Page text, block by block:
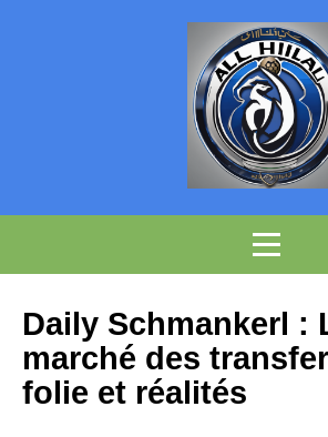
Daily Schmankerl :
marché des
folie et réalités